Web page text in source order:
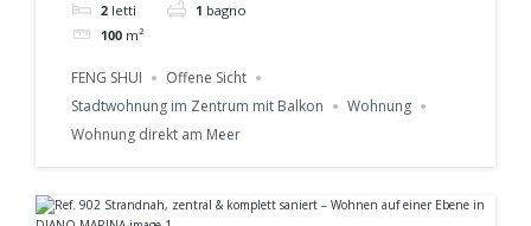
SAVONA
2 letti 1 bagno
100 m²
FENG SHUI
Offene Sicht
Stadtwohnung im Zentrum mit Balkon
Wohnung
Wohnung direkt am Meer